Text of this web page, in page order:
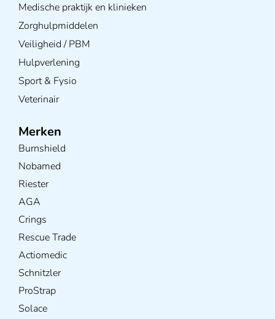
Medische praktijk en klinieken
Zorghulpmiddelen
Veiligheid / PBM
Hulpverlening
Sport & Fysio
Veterinair
Merken
Burnshield
Nobamed
Riester
AGA
Crings
Rescue Trade
Actiomedic
Schnitzler
ProStrap
Solace